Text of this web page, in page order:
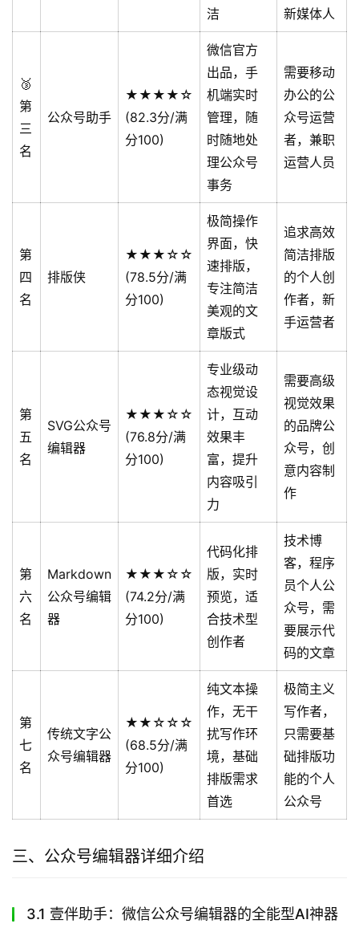
洁
新媒体人
🥉
第
三
名
公众号助手
★★★★☆
(82.3分/满
分100)
微信官方
出品，手
机端实时
管理，随
时随地处
理公众号
事务
需要移动
办公的公
众号运营
者，兼职
运营人员
第
四
名
排版侠
★★★☆☆
(78.5分/满
分100)
极简操作
界面，快
速排版，
专注简洁
美观的文
章版式
追求高效
简洁排版
的个人创
作者，新
手运营者
第
五
名
SVG公众号
编辑器
★★★☆☆
(76.8分/满
分100)
专业级动
态视觉设
计，互动
效果丰
富，提升
内容吸引
力
需要高级
视觉效果
的品牌公
众号，创
意内容制
作
第
六
名
Markdown
公众号编辑
器
★★★☆☆
(74.2分/满
分100)
代码化排
版，实时
预览，适
合技术型
创作者
技术博
客，程序
员个人公
众号，需
要展示代
码的文章
第
七
名
传统文字公
众号编辑器
★★☆☆☆
(68.5分/满
分100)
纯文本操
作，无干
扰写作环
境，基础
排版需求
首选
极简主义
写作者，
只需要基
础排版功
能的个人
公众号
三、公众号编辑器详细介绍
3.1 壹伴助手：微信公众号编辑器的全能型AI神器